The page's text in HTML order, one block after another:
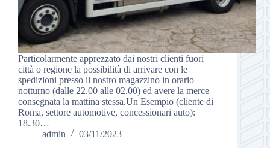
Particolarmente apprezzato dai nostri clienti fuori
città o regione la possibilità di arrivare con le
spedizioni presso il nostro magazzino in orario
notturno (dalle 22.00 alle 02.00) ed avere la merce
consegnata la mattina stessa.Un Esempio (cliente di
Roma, settore automotive, concessionari auto):
18.30…
admin
03/11/2023